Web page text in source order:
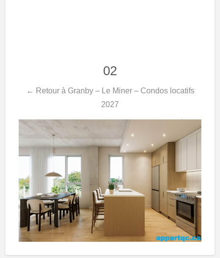
02
← Retour à Granby – Le Miner – Condos locatifs
2027